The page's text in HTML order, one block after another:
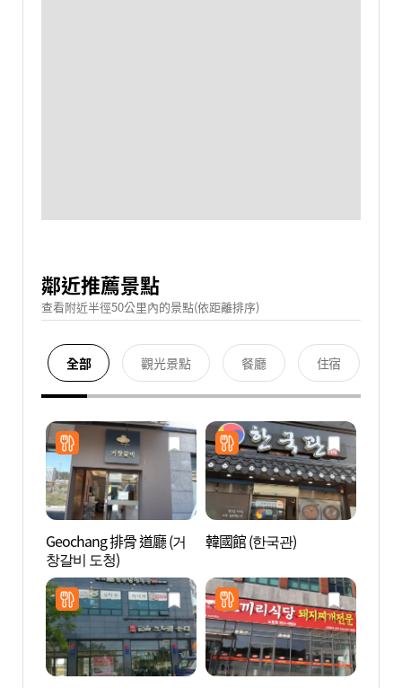
鄰近推薦景點
查看附近半徑50公里內的景點(依距離排序)
全部 觀光景點 餐廳 住宿
Geochang 排骨 道廳 (거
창갈비 도청)
韓國館 (한국관)